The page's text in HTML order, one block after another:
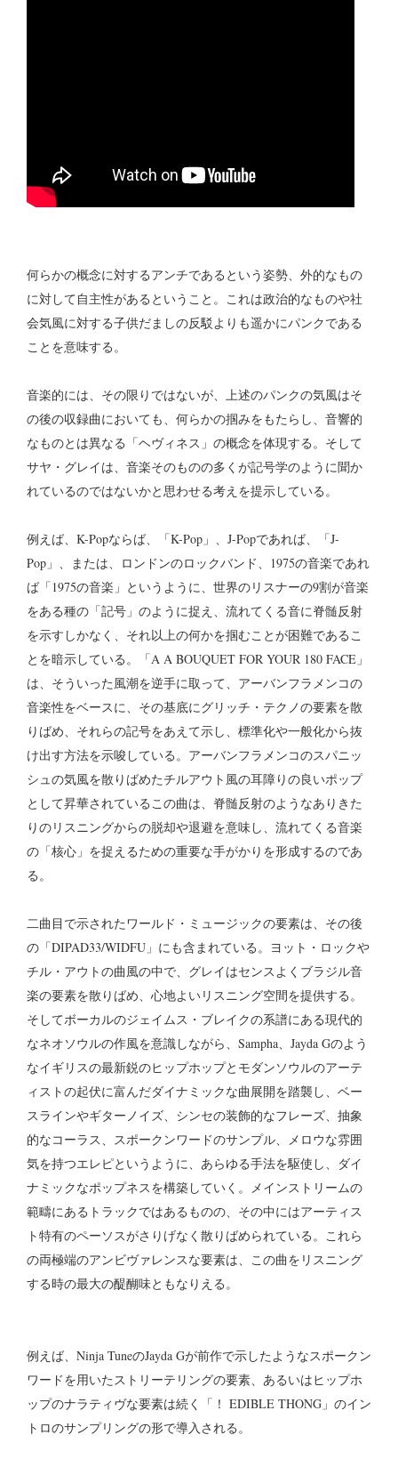
何らかの概念に対するアンチであるという姿勢、外的なもの
に対して自主性があるということ。これは政治的なものや社
会気風に対する子供だましの反駁よりも遥かにパンクである
ことを意味する。
音楽的には、その限りではないが、上述のパンクの気風はそ
の後の収録曲においても、何らかの掴みをもたらし、音響的
なものとは異なる「ヘヴィネス」の概念を体現する。そして
サヤ・グレイは、音楽そのものの多くが記号学のように聞か
れているのではないかと思わせる考えを提示している。
例えば、K-Popならば、「K-Pop」、J-Popであれば、「J-
Pop」、または、ロンドンのロックバンド、1975の音楽であれ
ば「1975の音楽」というように、世界のリスナーの9割が音楽
をある種の「記号」のように捉え、流れてくる音に脊髄反射
を示すしかなく、それ以上の何かを掴むことが困難であるこ
とを暗示している。「A A BOUQUET FOR YOUR 180 FACE」
は、そういった風潮を逆手に取って、アーバンフラメンコの
音楽性をベースに、その基底にグリッチ・テクノの要素を散
りばめ、それらの記号をあえて示し、標準化や一般化から抜
け出す方法を示唆している。アーバンフラメンコのスパニッ
シュの気風を散りばめたチルアウト風の耳障りの良いポップ
として昇華されているこの曲は、脊髄反射のようなありきた
りのリスニングからの脱却や退避を意味し、流れてくる音楽
の「核心」を捉えるための重要な手がかりを形成するのであ
る。
二曲目で示されたワールド・ミュージックの要素は、その後
の「DIPAD33/WIDFU」にも含まれている。ヨット・ロックや
チル・アウトの曲風の中で、グレイはセンスよくブラジル音
楽の要素を散りばめ、心地よいリスニング空間を提供する。
そしてボーカルのジェイムス・ブレイクの系譜にある現代的
なネオソウルの作風を意識しながら、Sampha、Jayda Gのよう
なイギリスの最新鋭のヒップホップとモダンソウルのアーテ
ィストの起伏に富んだダイナミックな曲展開を踏襲し、ベー
スラインやギターノイズ、シンセの装飾的なフレーズ、抽象
的なコーラス、スポークンワードのサンプル、メロウな雰囲
気を持つエレピというように、あらゆる手法を駆使し、ダイ
ナミックなポップネスを構築していく。メインストリームの
範疇にあるトラックではあるものの、その中にはアーティス
ト特有のペーソスがさりげなく散りばめられている。これら
の両極端のアンビヴァレンスな要素は、この曲をリスニング
する時の最大の醍醐味ともなりえる。
例えば、Ninja TuneのJayda Gが前作で示したようなスポークン
ワードを用いたストリーテリングの要素、あるいはヒップホ
ップのナラティヴな要素は続く「！ EDIBLE THONG」のイン
トロのサンプリングの形で導入される。